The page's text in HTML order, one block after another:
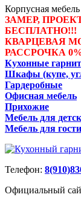
Корпусная
ЗАМЕР,
БЕСПЛАТНО!!!
КВАРЦЕВАЯ
РАССРОЧКА
Кухонные
Шкафы (купе,
Гардеробные
Офисная мебель
Прихожие
Мебель для
Мебель для
Телефон:
Официальный